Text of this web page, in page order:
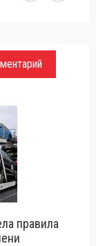
правила